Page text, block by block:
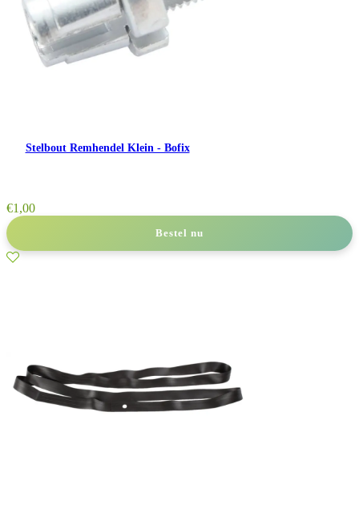
Stelbout Remhendel Klein - Bofix
€1,00
Bestel nu